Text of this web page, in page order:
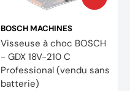
BOSCH MACHINES
Visseuse à choc BOSCH
- GDX 18V-210 C
Professional (vendu sans
batterie)